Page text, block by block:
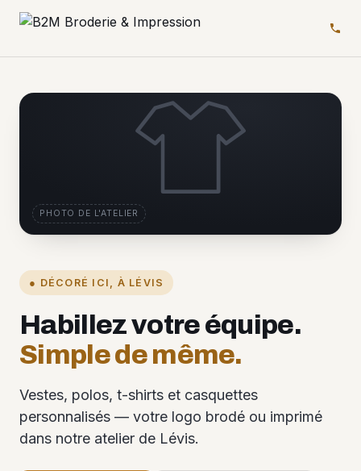
● DÉCORÉ ICI, À LÉVIS
Habillez votre équipe.
Simple de même.
Vestes, polos, t-shirts et casquettes
personnalisés — votre logo brodé ou imprimé
dans notre atelier de Lévis.
PHOTO DE L'ATELIER